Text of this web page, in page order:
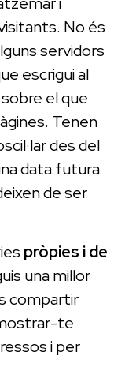
No és
servidors
escrigui al
el que
Tenen
des del
data futura
de ser
pròpies i de
una millor
compartir
te
i per